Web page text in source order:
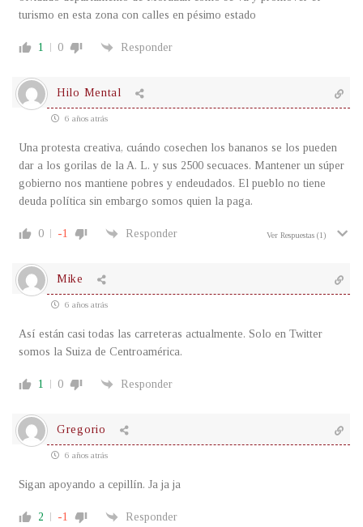
turismo en esta zona con calles en pésimo estado
1 0 Responder
Hilo Mental
6 años atrás
Una protesta creativa, cuándo cosechen los bananos se los pueden
dar a los gorilas de la A. L. y sus 2500 secuaces. Mantener un súper
gobierno nos mantiene pobres y endeudados. El pueblo no tiene
deuda política sin embargo somos quien la paga.
0 -1 Responder Ver Respuestas (1)
Mike
6 años atrás
Así están casi todas las carreteras actualmente. Solo en Twitter
somos la Suiza de Centroamérica.
1 0 Responder
Gregorio
6 años atrás
Sigan apoyando a cepillín. Ja ja ja
2 -1 Responder